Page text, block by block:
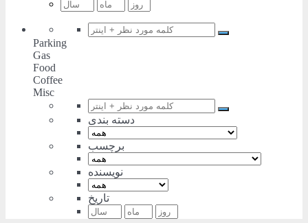
Parking
Gas
Food
Coffee
Misc
دسته بندی
برچسب
نویسنده
تاریخ